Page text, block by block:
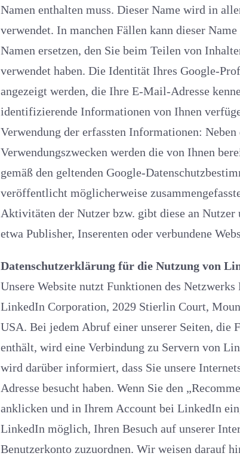
Namen enthalten muss. Dieser Name wird in
verwendet. In manchen Fällen kann dieser Name
Namen ersetzen, den Sie beim Teilen von Inhalten über Ihr Google-Konto
verwendet haben. Die Identität Ihres Google-Profils kann Nutzern
angezeigt werden, die Ihre E-Mail-Adresse kennen oder über andere
identifizierende Informationen von Ihnen
Verwendung der erfassten Informationen: Neben den oben
Verwendungszwecken werden die von Ihnen bereitgestellten
gemäß den geltenden Google-
veröffentlicht möglicherweise zusammengefasste
Aktivitäten der Nutzer bzw. gibt diese an Nutzer
etwa Publisher, Inserenten oder verbundene
Datenschutzerklärung für die Nutzung von
Unsere Website nutzt Funktionen des Netzwerks LinkedIn. Anbieter ist die
LinkedIn Corporation, 2029 Stierlin Court, Mountain View, CA
USA. Bei jedem Abruf einer unserer Seiten, die
enthält, wird eine Verbindung zu Servern von LinkedIn
wird darüber informiert, dass Sie unsere
Adresse besucht haben. Wenn Sie den
anklicken und in Ihrem Account bei LinkedIn
LinkedIn möglich, Ihren Besuch auf unserer Internetseite Ihnen und Ihrem
Benutzerkonto zuzuordnen. Wir weisen darauf hin, dass wir als Anbieter